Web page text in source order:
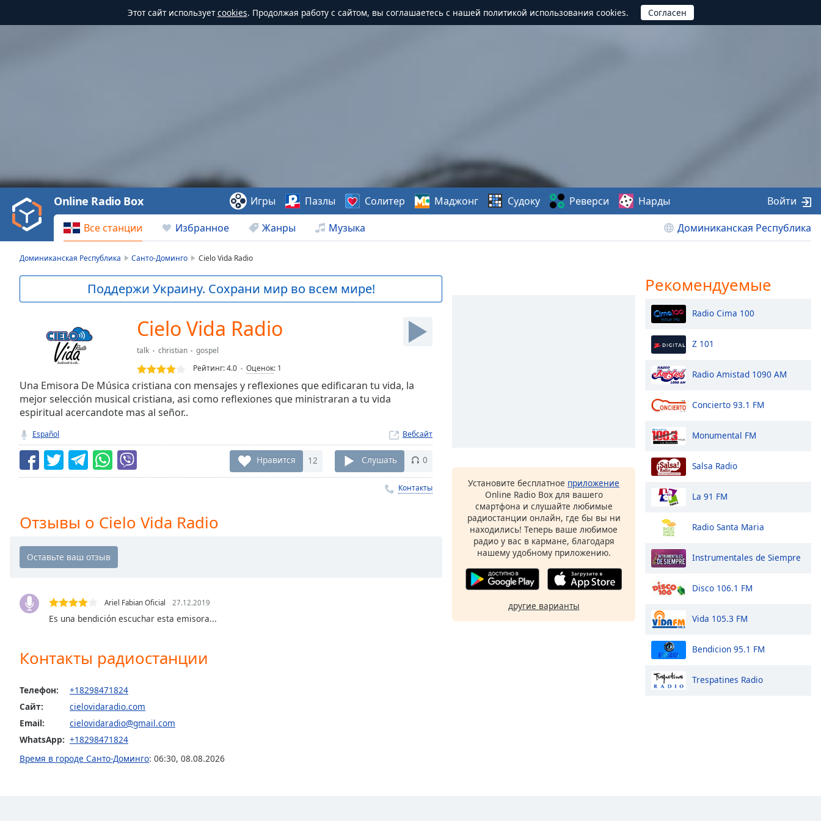
Этот сайт используетcookies. Продолжая работу с сайтом, вы соглашаетесь с нашей политикой использования cookies.
Play
Video
Play
Backward
Skip
Mute
Current
TypeLIVE
Seek to
live,
currently
LIVE
Remaining
Playback
Rate
Chapters
Descriptions
descriptions
subtitles
settings
opens
subtitles
settings
dialog
Все станции Избранное Жанры Музыка Доминиканская Республика
Online Radio Box Игры Пазлы Солитер Маджонг Судоку Реверси Нарды Войти
Доминиканская Республика Санто-Доминго Cielo Vida Radio
Поддержи Украину. Сохрани мир во всем мире!
Cielo Vida Radio
talk christian
gospel
Рейтинг:4.0 Оценок: 1
Una Emisora De Música cristiana con mensajes y reflexiones que edificaran tu vida, la
mejor selección musical cristiana, asi como reflexiones que ministraran a tu vida
espiritual acercandote mas al señor..
Español Вебсайт
Нравится 12 Слушать 0
Контакты
Отзывы о Cielo Vida Radio
Ariel Fabian Oficial 27.12.2019
Es una bendición escuchar esta emisora...
Контакты радиостанции
Телефон:
+18298471824
Сайт:
cielovidaradio.com
Email:
cielovidaradio@gmail.com
WhatsApp: +18298471824
Время в городе Санто-Доминго: 06:30, 08.08.2026
Установите бесплатное приложение
Online Radio Box для вашего
смартфона и слушайте любимые
радиостанции онлайн, где бы вы ни
находились! Теперь ваше любимое
радио у вас в кармане, благодаря
нашему удобному приложению.
другие варианты
Рекомендуемые
Radio Cima 100
Z 101
Radio Amistad 1090 AM
Concierto 93.1 FM
Monumental FM
Salsa Radio
La 91 FM
Radio Santa Maria
Instrumentales de Siempre
Disco 106.1 FM
Vida 105.3 FM
Bendicion 95.1 FM
Trespatines Radio